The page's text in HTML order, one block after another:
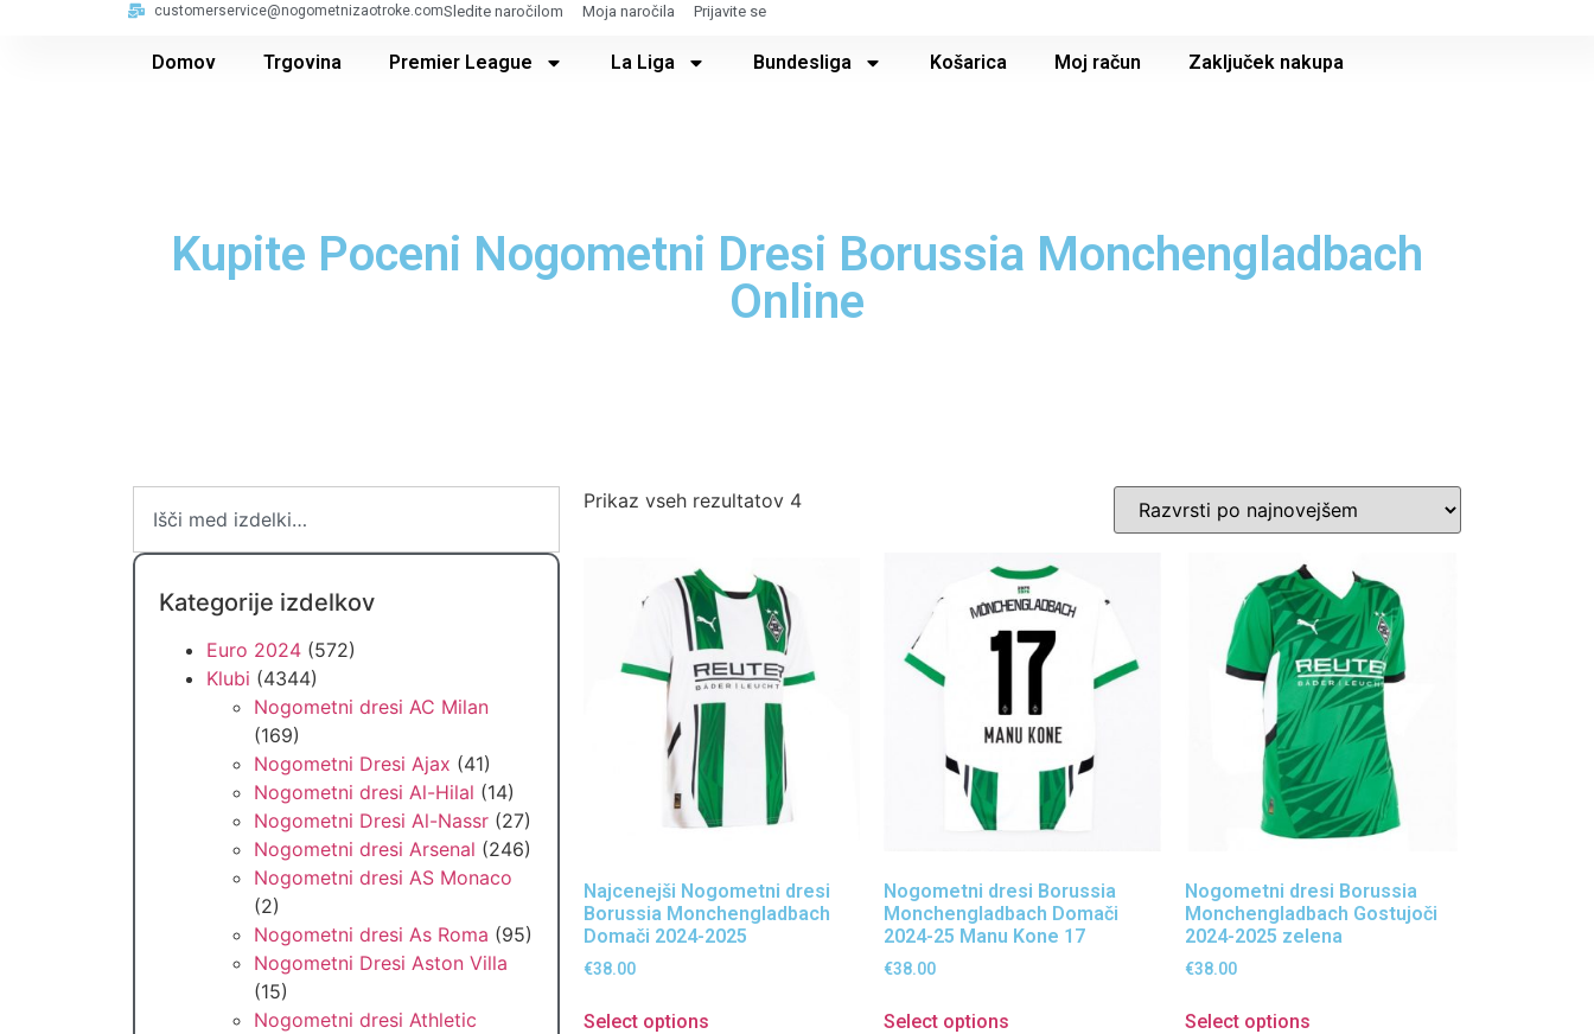
customerservice@nogometnizaotroke.comSledite naročilom Moja naročila Prijavite se
Domov Trgovina Premier League La Liga Bundesliga Košarica Moj račun Zaključek nakupa
Kupite Poceni Nogometni Dresi Borussia Monchengladbach
Online
Kategorije izdelkov
Euro 2024 (572)
Klubi (4344)
Nogometni dresi AC Milan
(169)
Nogometni Dresi Ajax (41)
Nogometni dresi Al-Hilal (14)
Nogometni Dresi Al-Nassr (27)
Nogometni dresi Arsenal (246)
Nogometni dresi AS Monaco
(2)
Nogometni dresi As Roma (95)
Nogometni Dresi Aston Villa
(15)
Nogometni dresi Athletic
Prikaz vseh rezultatov 4
Najcenejši Nogometni dresi
Borussia Monchengladbach
Domači 2024-2025
€38.00
Select options
Nogometni dresi Borussia
Monchengladbach Domači
2024-25 Manu Kone 17
€38.00
Select options
Nogometni dresi Borussia
Monchengladbach Gostujoči
2024-2025 zelena
€38.00
Select options